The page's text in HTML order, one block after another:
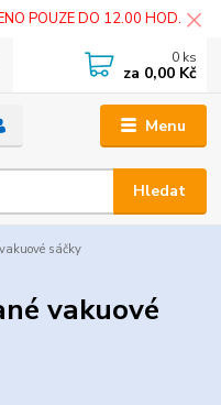
POUZE DO 12.00 HOD.
Menu
Hledat
0 ks
za 0,00 Kč
sáčky
vakuové